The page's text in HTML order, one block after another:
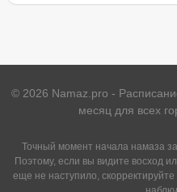
© 2026 Namaz.pro -
месяц для всех
Точный момент начала намаза
Поэтому, если вы видите восход
еще не наступило,